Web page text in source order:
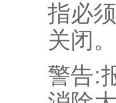
指必
关闭。
警告: